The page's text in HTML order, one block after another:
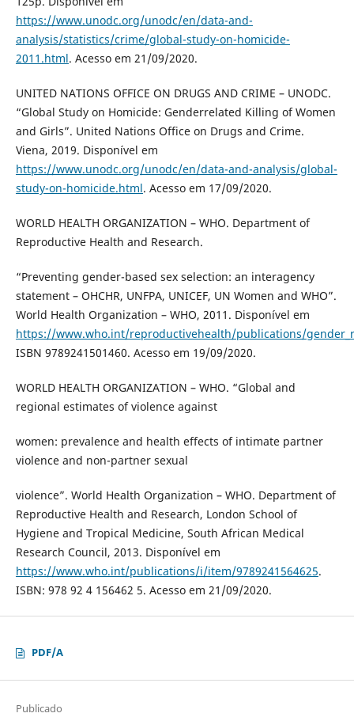
https://www.unodc.org/unodc/en/data-and-
analysis/statistics/crime/global-study-on-homicide-
2011.html. Acesso em 21/09/2020.
UNITED NATIONS OFFICE ON DRUGS AND CRIME – UNODC.
“Global Study on Homicide: Genderrelated Killing of Women
and Girls”. United Nations Office on Drugs and Crime.
Viena, 2019. Disponível em
https://www.unodc.org/unodc/en/data-and-analysis/global-
study-on-homicide.html. Acesso em 17/09/2020.
WORLD HEALTH ORGANIZATION – WHO. Department of
Reproductive Health and Research.
“Preventing gender-based sex selection: an interagency
statement – OHCHR, UNFPA, UNICEF, UN Women and WHO”.
World Health Organization – WHO, 2011. Disponível em
https://www.who.int/reproductivehealth/publications/
ISBN 9789241501460. Acesso em 19/09/2020.
WORLD HEALTH ORGANIZATION – WHO. “Global and
regional estimates of violence against
women: prevalence and health effects of intimate partner
violence and non-partner sexual
violence”. World Health Organization – WHO. Department of
Reproductive Health and Research, London School of
Hygiene and Tropical Medicine, South African Medical
Research Council, 2013. Disponível em
https://www.who.int/publications/i/item/9789241564625.
ISBN: 978 92 4 156462 5. Acesso em 21/09/2020.
PDF/A
Publicado